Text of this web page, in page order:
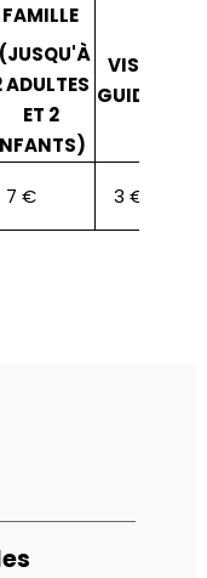
FAMILLE
(JUSQU'À
ADULTES
ET 2
VISITE
GUIDÉE
7 € 3 €